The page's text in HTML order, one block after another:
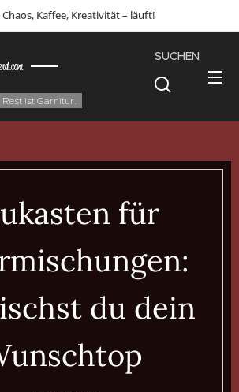
Chaos, Kaffee, Kreativität – läuft!
ist Garnitur.
SUCHEN
für
du dein